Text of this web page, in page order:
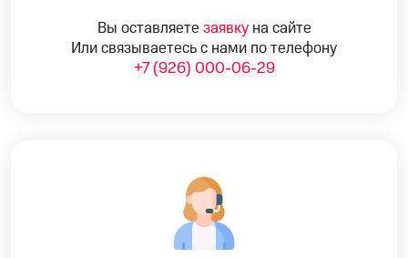
Вы оставляете заявкуна сайте
Или связываетесь с нами по телефону
+7 (926) 000-06-29